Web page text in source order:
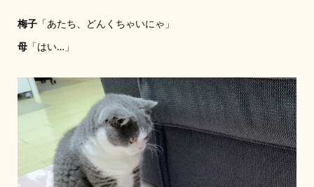
梅子「あたち、どんくちゃいにゃ」
母「はい…」